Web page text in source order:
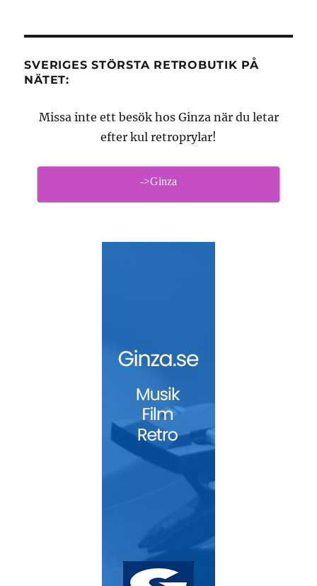
SVERIGES STÖRSTA RETROBUTIK PÅ
NÄTET:
Missa inte ett besök hos Ginza när du letar
efter kul retroprylar!
->Ginza